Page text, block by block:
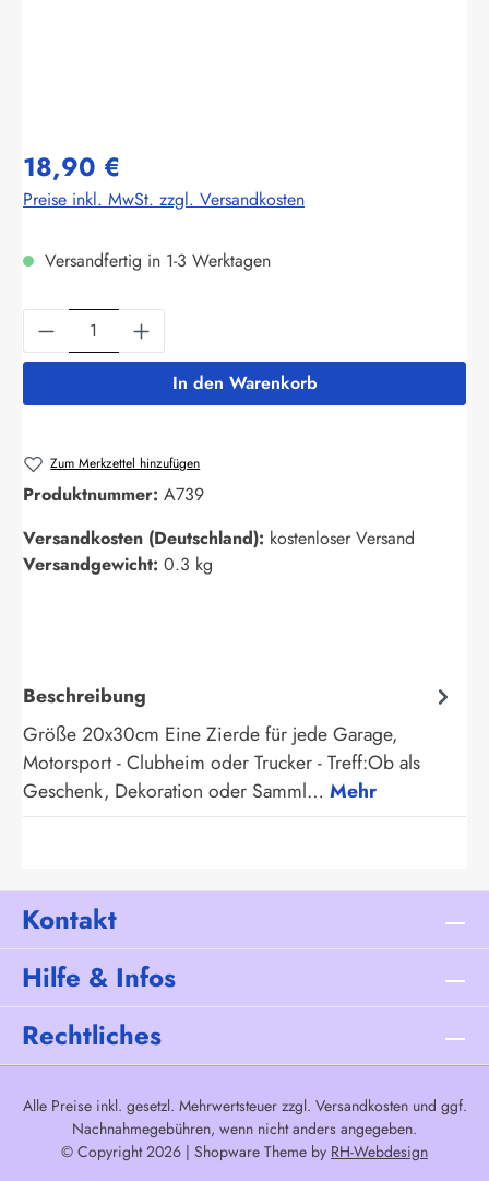
18,90 €
Preise inkl. MwSt. zzgl. Versandkosten
Versandfertig in 1-3 Werktagen
Produkt Anzahl: Gib den gewünschten
In den Warenkorb
Zum Merkzettel hinzufügen
Produktnummer: A739
Versandkosten (Deutschland): kostenloser Versand
Versandgewicht: 0.3 kg
Beschreibung
Größe 20x30cm Eine Zierde für jede Garage,
Motorsport - Clubheim oder Trucker - Treff:Ob als
Geschenk, Dekoration oder Samml… Mehr
Kontakt
Hilfe & Infos
Rechtliches
Alle Preise inkl. gesetzl. Mehrwertsteuer zzgl. Versandkostenund ggf.
Nachnahmegebühren, wenn nicht anders angegeben.
© Copyright 2026 | Shopware Theme by RH-Webdesign